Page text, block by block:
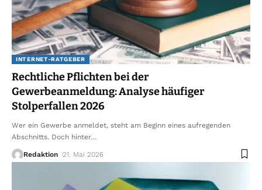
INTERNET-RATGEBER
Rechtliche Pflichten bei der
Gewerbeanmeldung: Analyse häufiger
Stolperfallen 2026
Wer ein Gewerbe anmeldet, steht am Beginn eines aufregenden
Abschnitts. Doch hinter…
Redaktion 21. Mai 2026